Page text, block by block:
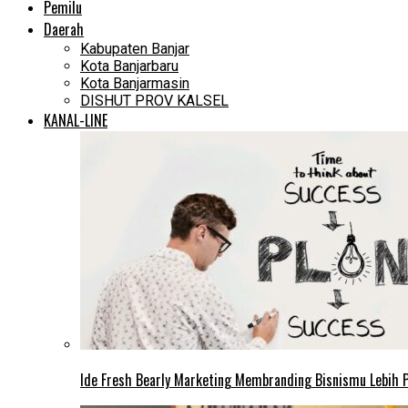
Pemilu
Daerah
Kabupaten Banjar
Kota Banjarbaru
Kota Banjarmasin
DISHUT PROV KALSEL
KANAL-LINE
Ide Fresh Bearly Marketing Membranding Bisnismu Lebih